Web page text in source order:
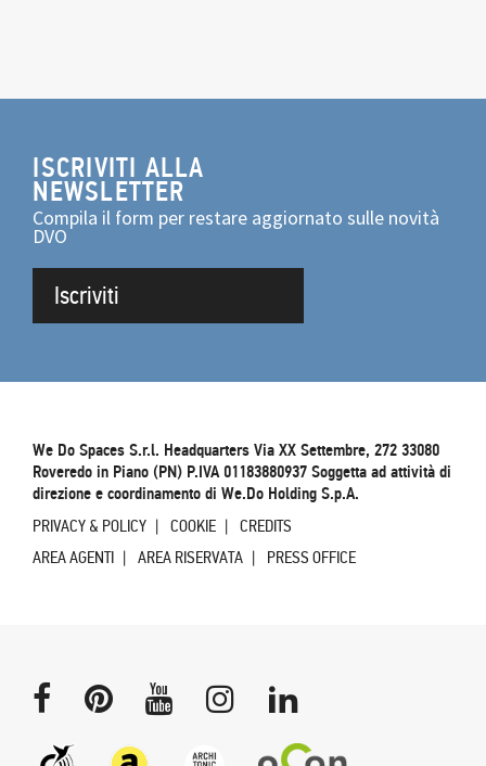
ISCRIVITI ALLA
NEWSLETTER
Compila il form per restare aggiornato sulle novità
DVO
Iscriviti
We Do Spaces S.r.l. Headquarters Via XX Settembre, 272 33080
Roveredo in Piano (PN) P.IVA 01183880937 Soggetta ad attività di
direzione e coordinamento di We.Do Holding S.p.A.
PRIVACY & POLICY COOKIE
CREDITS
AREA AGENTI
AREA RISERVATA PRESS OFFICE